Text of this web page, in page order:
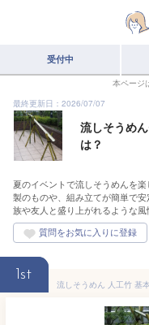
受付中
本ページ
最終更新日：2026/07/07
流しそうめ
は？
夏のイベントで流しそうめんを
製のものや、組み立てが簡単で
族や友人と盛り上がれるような風
1st